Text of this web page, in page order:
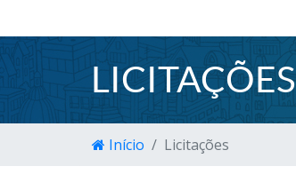
LICITAÇÕES
Início Licitações